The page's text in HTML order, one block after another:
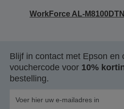
WorkForce AL-M8100DTN
Blijf in contact met Epson en
vouchercode voor 10%
bestelling.